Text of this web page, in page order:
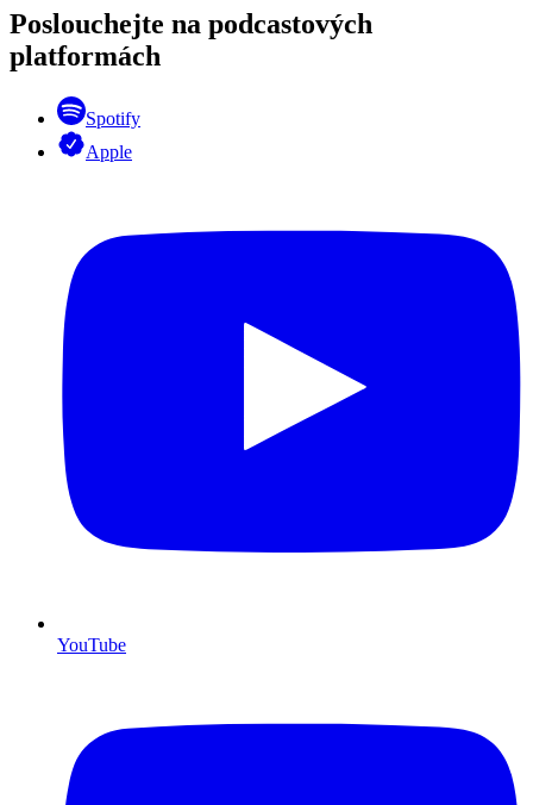
Poslouchejte na podcastových
platformách
Spotify
Apple
YouTube